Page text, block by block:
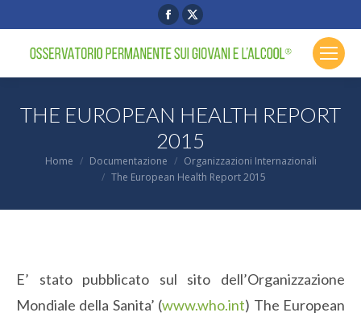
Facebook
page
opens
in
window
X
page
opens
in
window
THE EUROPEAN HEALTH REPORT
2015
You are here:
Home Documentazione
Organizzazioni Internazionali
The European Health Report 2015
E’ stato pubblicato sul sito dell’Organizzazione
Mondiale della Sanita’ (www.who.int) The European